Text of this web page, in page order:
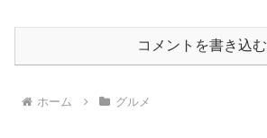
コメントを書き込む
ホーム グルメ